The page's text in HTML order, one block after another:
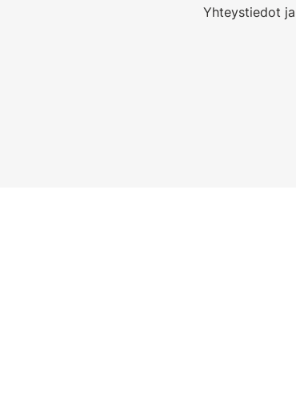
Yhteystiedot